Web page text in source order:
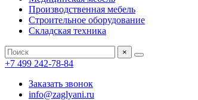
Производственная мебель
Строительное оборудование
Складская техника
×
+7 499 242-78-84
Заказать звонок
info@zaglyani.ru